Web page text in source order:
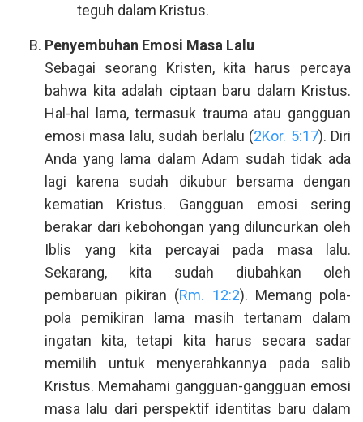
teguh dalam Kristus.
Penyembuhan Emosi Masa Lalu
Sebagai seorang Kristen, kita harus percaya
bahwa kita adalah ciptaan baru dalam Kristus.
Hal-hal lama, termasuk trauma atau gangguan
emosi masa lalu, sudah berlalu (2Kor. 5:17). Diri
Anda yang lama dalam Adam sudah tidak ada
lagi karena sudah dikubur bersama dengan
kematian Kristus. Gangguan emosi sering
berakar dari kebohongan yang diluncurkan oleh
Iblis yang kita percayai pada masa lalu.
Sekarang, kita sudah diubahkan oleh
pembaruan pikiran (Rm. 12:2). Memang pola-
pola pemikiran lama masih tertanam dalam
ingatan kita, tetapi kita harus secara sadar
memilih untuk menyerahkannya pada salib
Kristus. Memahami gangguan-gangguan emosi
masa lalu dari perspektif identitas baru dalam